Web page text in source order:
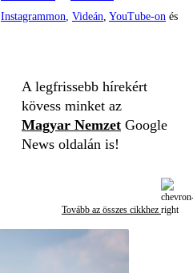
Instagrammon Videán YouTube-on és
A legfrissebb hírekért
kövess minket az
Magyar Nemzet Google
News oldalán is!
Tovább az összes cikkhez